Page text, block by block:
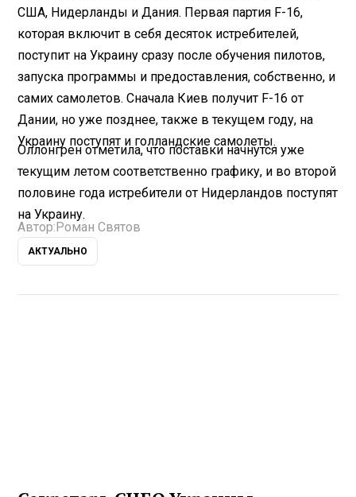
США, Нидерланды и Дания. Первая партия F-16,
которая включит в себя десяток истребителей,
поступит на Украину сразу после обучения пилотов,
запуска программы и предоставления, собственно, и
самих самолетов. Сначала Киев получит F-16 от
Дании, но уже позднее, также в текущем году, на
Украину поступят и голландские самолеты.
Оллонгрен отметила, что поставки начнутся уже
текущим летом соответственно графику, и во второй
половине года истребители от Нидерландов поступят
на Украину.
Автор: Роман Святов
АКТУАЛЬНО